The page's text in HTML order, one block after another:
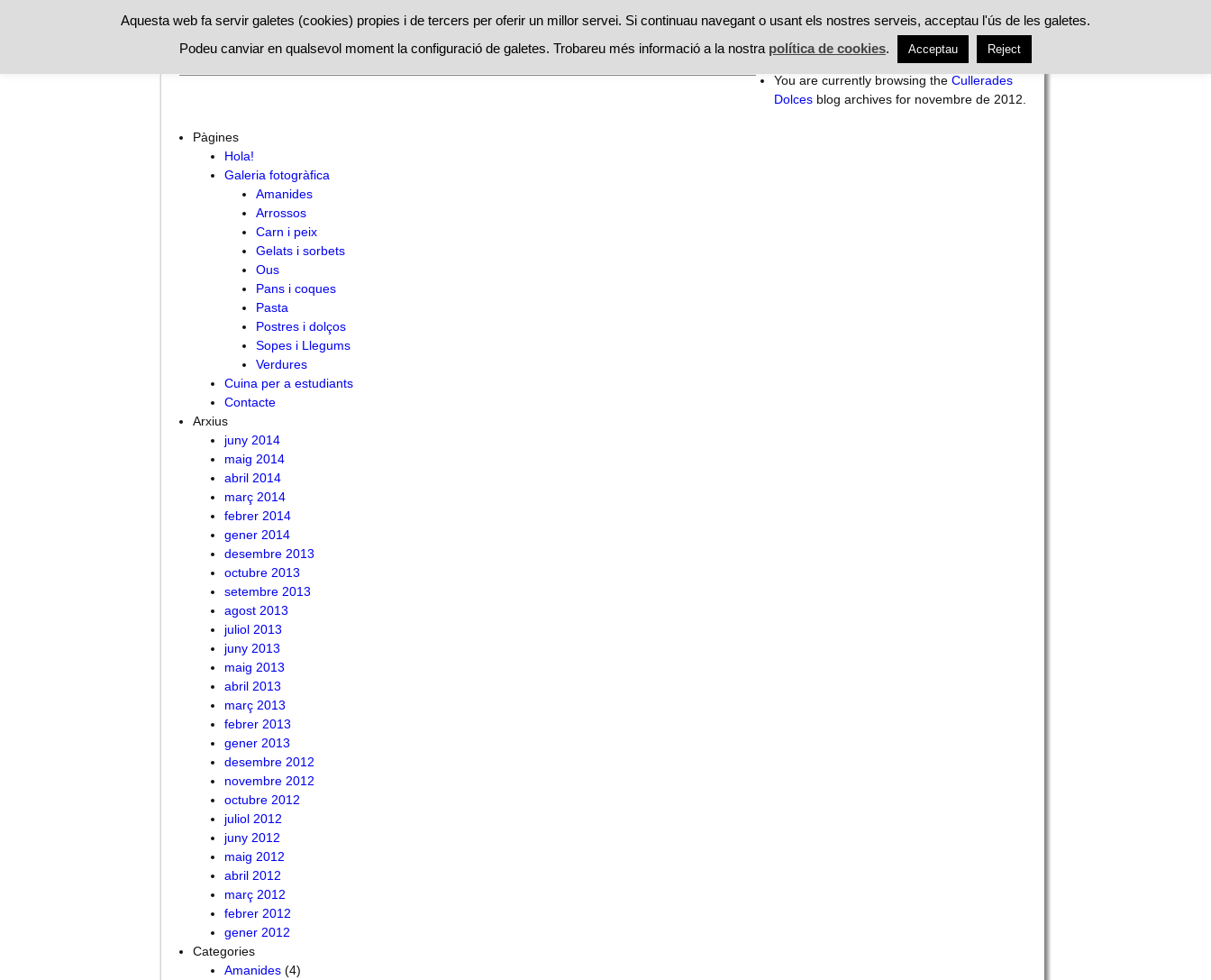
ACTUALITAT
ALIMENTACIÓ
MOSSEGADES
PROMOCIONS
RESTAURANTS
Search
for:
You are currently browsing the Cullerades
Dolces blog archives for novembre de 2012.
Pàgines
Hola!
Galeria fotogràfica
Amanides
Arrossos
Carn i peix
Gelats i sorbets
Ous
Pans i coques
Pasta
Postres i dolços
Sopes i Llegums
Verdures
Cuina per a estudiants
Contacte
Arxius
juny 2014
maig 2014
abril 2014
març 2014
febrer 2014
gener 2014
desembre 2013
octubre 2013
setembre 2013
agost 2013
juliol 2013
juny 2013
maig 2013
abril 2013
març 2013
febrer 2013
gener 2013
desembre 2012
novembre 2012
octubre 2012
juliol 2012
juny 2012
maig 2012
abril 2012
març 2012
febrer 2012
gener 2012
Categories
Amanides (4)
Aquesta web fa servir galetes (cookies) propies i de tercers per oferir un millor servei. Si continuau navegant o usant els nostres serveis, acceptau l'ús de les galetes.
Podeu canviar en qualsevol moment la configuració de galetes. Trobareu més informació a la nostra política de cookies. Acceptau Reject